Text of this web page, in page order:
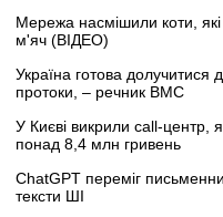
Мережа насмішили коти,
м'яч (ВІДЕО)
Україна готова долучитися
протоки, – речник ВМС
У Києві викрили call-центр,
понад 8,4 млн гривень
ChatGPT переміг
тексти ШІ